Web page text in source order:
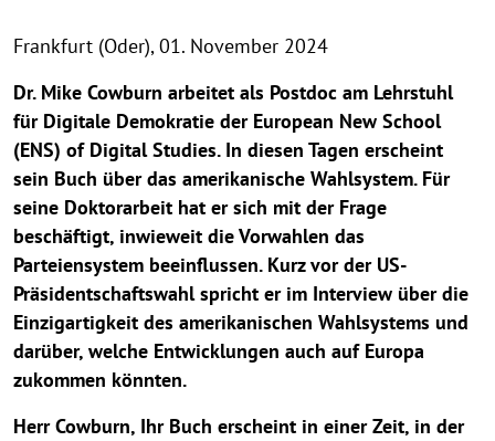
Frankfurt (Oder),01. November 2024
Dr. Mike Cowburn arbeitet als Postdoc am Lehrstuhl
für Digitale Demokratie der European New School
(ENS) of Digital Studies. In diesen Tagen erscheint
sein Buch über das amerikanische Wahlsystem. Für
seine Doktorarbeit hat er sich mit der Frage
beschäftigt, inwieweit die Vorwahlen das
Parteiensystem beeinflussen. Kurz vor der US-
Präsidentschaftswahl spricht er im Interview über die
Einzigartigkeit des amerikanischen Wahlsystems und
darüber, welche Entwicklungen auch auf Europa
zukommen könnten.
Herr Cowburn, Ihr Buch erscheint in einer Zeit, in der